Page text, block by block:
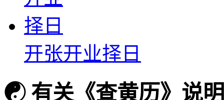
开张开业择日
☯有关《查黄历》说明